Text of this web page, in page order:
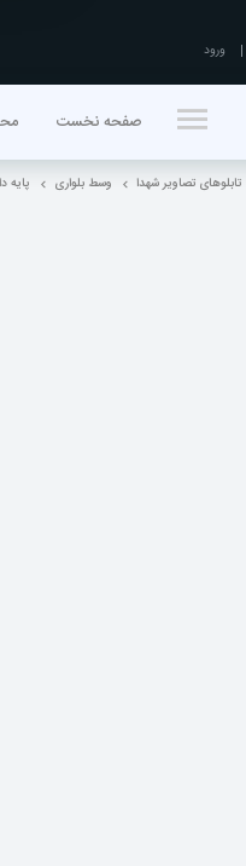
ورود
صفحه نخست
تابلوهای تصاویر شهدا وسط بلواری پایه